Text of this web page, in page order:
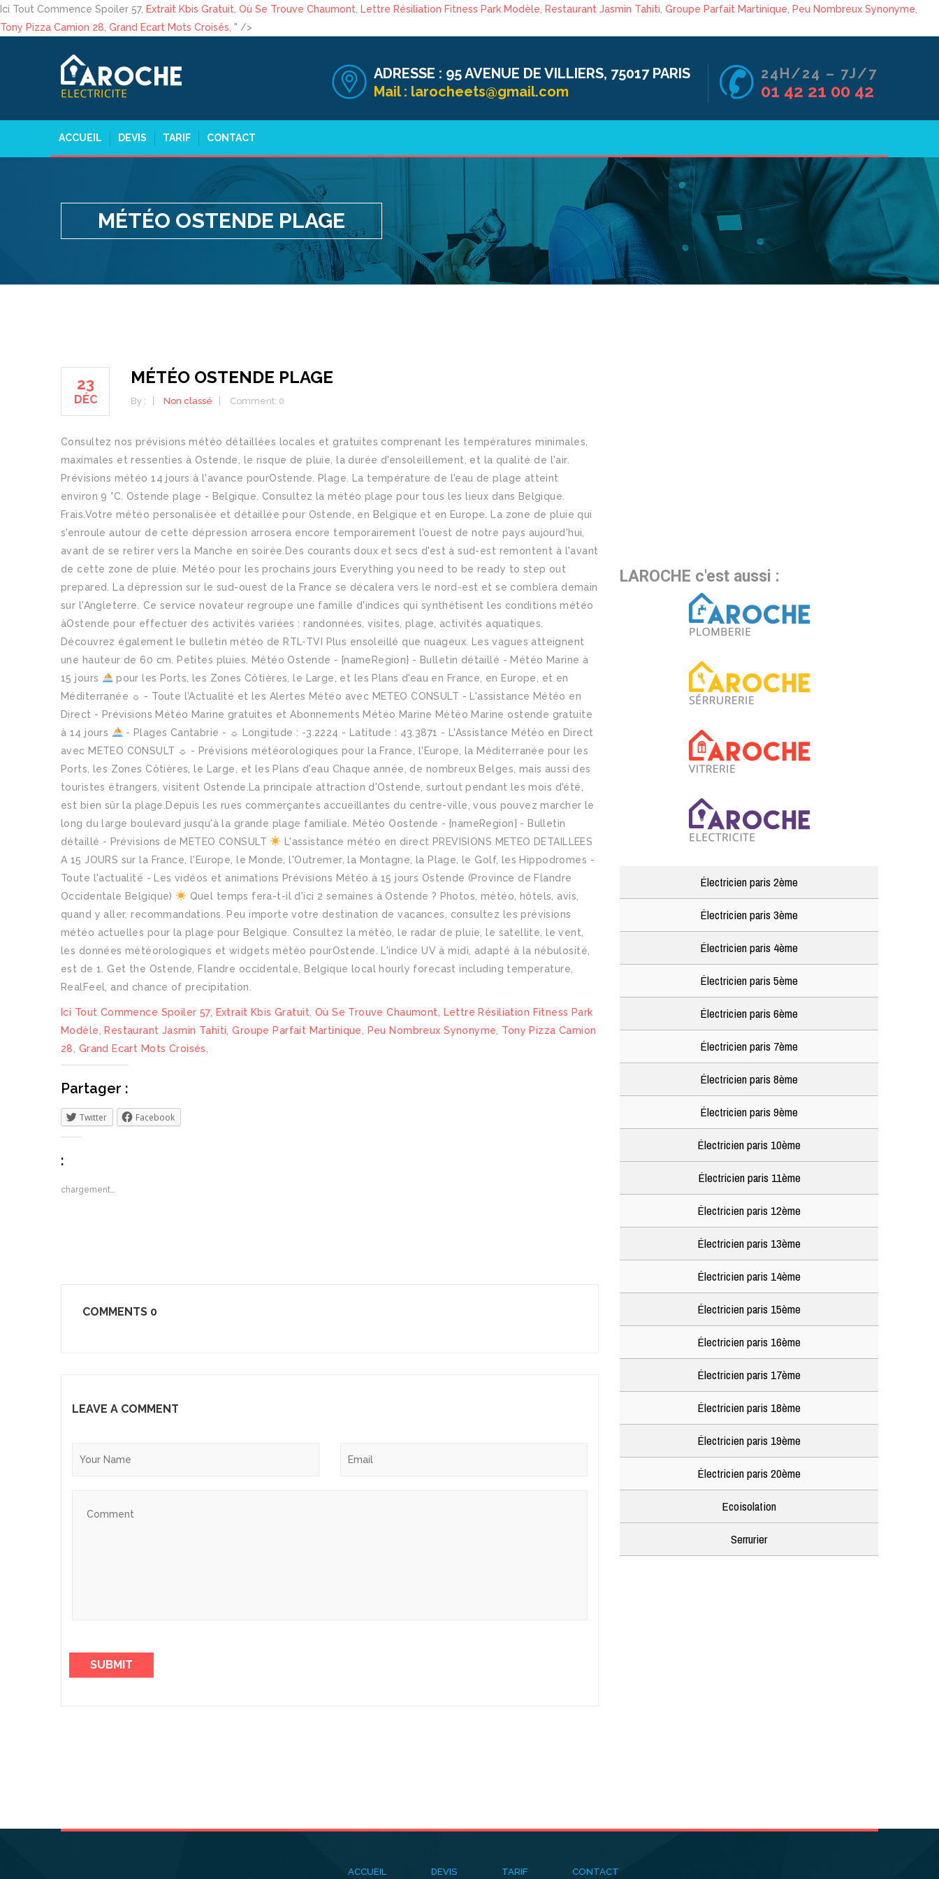
Ici Tout Commence Spoiler 57, Extrait Kbis Gratuit Où Se Trouve Chaumont Lettre Résiliation Fitness Park Modèle Restaurant Jasmin Tahiti Groupe Parfait Martinique Peu Nombreux Synonyme
Tony Pizza Camion 28 Grand Ecart Mots Croisés , " />
24H/24 – 7J/7
01 42 21 00 42
ADRESSE : 95 AVENUE DE VILLIERS, 75017 PARIS
Mail : larocheets@gmail.com
ACCUEIL DEVIS TARIF CONTACT
MÉTÉO OSTENDE PLAGE
23
DÉC
MÉTÉO OSTENDE PLAGE
By : Non classé Comment: 0
Consultez nos prévisions météo détaillées locales et gratuites comprenant les températures minimales,
maximales et ressenties à Ostende, le risque de pluie, la durée d'ensoleillement, et la qualité de l'air.
Prévisions météo 14 jours à l'avance pourOstende. Plage. La température de l'eau de plage atteint
environ 9 °C. Ostende plage - Belgique. Consultez la météo plage pour tous les lieux dans Belgique.
Frais.Votre météo personalisée et détaillée pour Ostende, en Belgique et en Europe. La zone de pluie qui
s'enroule autour de cette dépression arrosera encore temporairement l'ouest de notre pays aujourd'hui,
avant de se retirer vers la Manche en soirée.Des courants doux et secs d'est à sud-est remontent à l'avant
de cette zone de pluie. Météo pour les prochains jours Everything you need to be ready to step out
prepared. La dépression sur le sud-ouest de la France se décalera vers le nord-est et se comblera demain
sur l'Angleterre. Ce service novateur regroupe une famille d'indices qui synthétisent les conditions météo
àOstende pour effectuer des activités variées : randonnées, visites, plage, activités aquatiques.
Découvrez également le bulletin météo de RTL-TVI Plus ensoleillé que nuageux. Les vagues atteignent
une hauteur de 60 cm. Petites pluies. Météo Ostende - {nameRegion} - Bulletin détaillé - Météo Marine à
15 jours
pour les Ports, les Zones Côtières, le Large, et les Plans d'eau en France, en Europe, et en
Méditerranée ☼ - Toute l'Actualité et les Alertes Météo avec METEO CONSULT - L'assistance Météo en
Direct - Prévisions Météo Marine gratuites et Abonnements Météo Marine Météo Marine ostende gratuite
à 14 jours
- Plages Cantabrie - ☼ Longitude : -3.2224 - Latitude : 43.3871 - L'Assistance Météo en Direct
avec METEO CONSULT ☼ - Prévisions météorologiques pour la France, l'Europe, la Méditerranée pour les
Ports, les Zones Côtières, le Large, et les Plans d'eau Chaque année, de nombreux Belges, mais aussi des
touristes étrangers, visitent Ostende.La principale attraction d'Ostende, surtout pendant les mois d'été,
est bien sûr la plage.Depuis les rues commerçantes accueillantes du centre-ville, vous pouvez marcher le
long du large boulevard jusqu'à la grande plage familiale. Météo Oostende - {nameRegion} - Bulletin
détaillé - Prévisions de METEO CONSULT
L'assistance météo en direct PREVISIONS METEO DETAILLEES
A 15 JOURS sur la France, l'Europe, le Monde, l'Outremer, la Montagne, la Plage, le Golf, les Hippodromes -
Toute l'actualité - Les vidéos et animations Prévisions Météo à 15 jours Ostende (Province de Flandre
Occidentale Belgique)
Quel temps fera-t-il d'ici 2 semaines à Ostende ? Photos, météo, hôtels, avis,
quand y aller, recommandations. Peu importe votre destination de vacances, consultez les prévisions
météo actuelles pour la plage pour Belgique. Consultez la météo, le radar de pluie, le satellite, le vent,
les données météorologiques et widgets météo pourOstende. L'indice UV à midi, adapté à la nébulosité,
est de 1. Get the Ostende, Flandre occidentale, Belgique local hourly forecast including temperature,
RealFeel, and chance of precipitation.
Ici Tout Commence Spoiler 57, Extrait Kbis Gratuit Où Se Trouve Chaumont
Lettre Résiliation Fitness Park
Modèle
Restaurant Jasmin Tahiti ,Groupe Parfait Martinique Peu Nombreux Synonyme
Tony Pizza Camion
28
Grand Ecart Mots Croisés
Partager :
Twitter Facebook
:
chargement…
COMMENTS 0
LEAVE A COMMENT
LAROCHE c'est aussi :
Électricien paris 2ème
Électricien paris 3ème
Électricien paris 4ème
Électricien paris 5ème
Électricien paris 6ème
Électricien paris 7ème
Électricien paris 8ème
Électricien paris 9ème
Électricien paris 10ème
Électricien paris 11ème
Électricien paris 12ème
Électricien paris 13ème
Électricien paris 14ème
Électricien paris 15ème
Électricien paris 16ème
Électricien paris 17ème
Électricien paris 18ème
Électricien paris 19ème
Électricien paris 20ème
Ecoisolation
Serrurier
ACCUEIL DEVIS TARIF CONTACT